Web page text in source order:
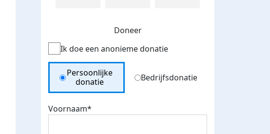
Doneer
Ik doe een anonieme donatie
Donation Type
Persoonlijke
donatie
Bedrijfsdonatie
Voornaam*